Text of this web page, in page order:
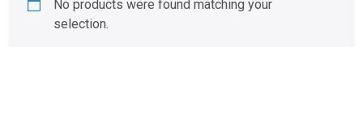
No products were found matching your
selection.